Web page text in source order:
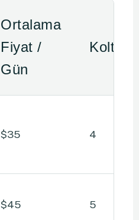
Ortalama
Fiyat /
Gün
Koltuk
$35 4
$45 5